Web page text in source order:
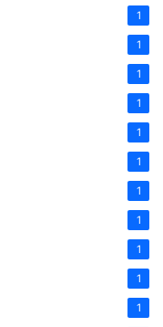
1
1
1
1
1
1
1
1
1
1
1